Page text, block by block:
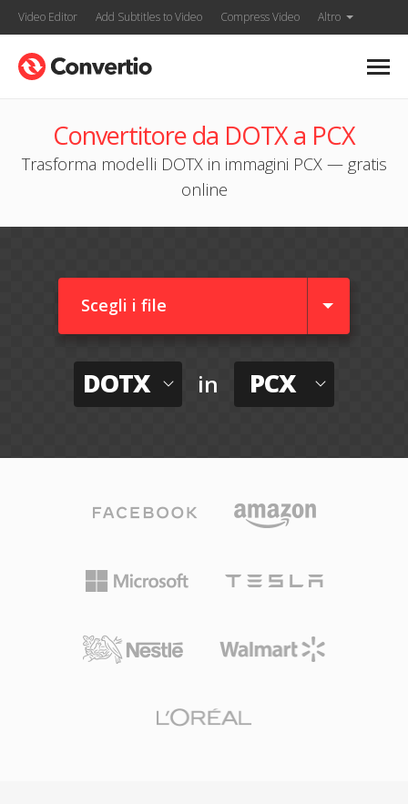
Video Editor Add Subtitles to Video Compress Video Altro
Convertitore da DOTX a PCX
Trasforma modelli DOTX in immagini PCX — gratis
online
Scegli i file
DOTX in PCX